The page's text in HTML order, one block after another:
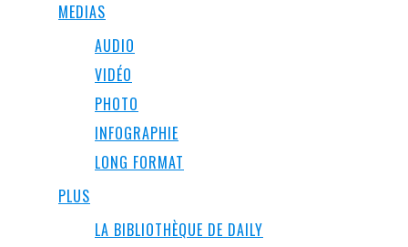
MEDIAS
AUDIO
VIDÉO
PHOTO
INFOGRAPHIE
LONG FORMAT
PLUS
LA BIBLIOTHÈQUE DE DAILY